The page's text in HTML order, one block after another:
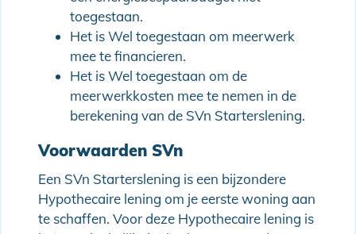
toegestaan.
Het is Wel toegestaan om meerwerk
mee te financieren.
Het is Wel toegestaan om de
meerwerkkosten mee te nemen in de
berekening van de SVn Starterslening.
Voorwaarden SVn
Een SVn Starterslening is een bijzondere
Hypothecaire lening om je eerste woning aan
te schaffen. Voor deze Hypothecaire lening is